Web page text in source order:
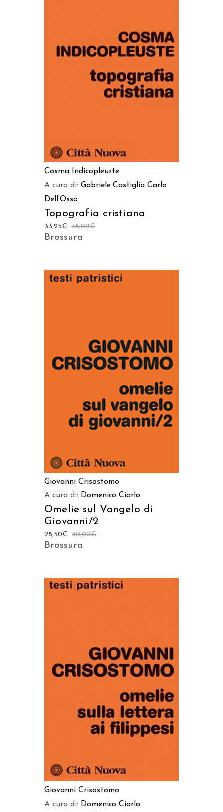
Cosma Indicopleuste
A cura di: Gabriele Castiglia Carlo
Dell’Osso
Topografia cristiana
35,00€
33,25€
Brossura
AGGIUNGI AL CARRELLO
Giovanni Crisostomo
A cura di: Domenico Ciarlo
Omelie sul Vangelo di
Giovanni/2
30,00€
28,50€
Brossura
AGGIUNGI AL CARRELLO
Giovanni Crisostomo
A cura di: Domenico Ciarlo